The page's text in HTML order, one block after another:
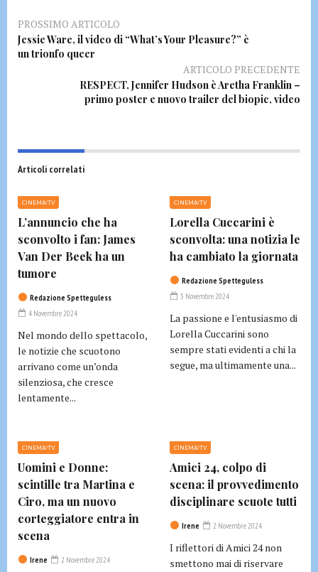
PROSSIMO ARTICOLO
Jessie Ware, il video di “What’s Your Pleasure?” è
un trionfo queer
ARTICOLO PRECEDENTE
RESPECT, Jennifer Hudson è Aretha Franklin –
primo poster e nuovo trailer del biopic, video
Articoli correlati
CINEMA/TV
L’annuncio che ha
sconvolto i fan: James
Van Der Beek ha un
tumore
Redazione Spetteguless
4 Novembre 2024
Nel mondo dello spettacolo,
le notizie che scuotono
arrivano come un’onda
silenziosa, che cresce
lentamente...
CINEMA/TV
Lorella Cuccarini è
sconvolta: una notizia le
ha cambiato la giornata
Redazione Spetteguless
3 Novembre 2024
La passione e l'entusiasmo di
Lorella Cuccarini sono
sempre stati evidenti a chi la
segue, ma ultimamente una...
CINEMA/TV
Uomini e Donne:
scintille tra Martina e
Ciro, ma un nuovo
corteggiatore entra in
scena
Irene 2 Novembre 2024
CINEMA/TV
Amici 24, colpo di
scena: il provvedimento
disciplinare scuote tutti
Irene 2 Novembre 2024
I riflettori di Amici 24 non
smettono mai di riservare